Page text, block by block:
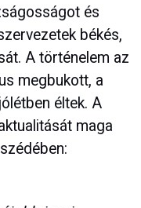
és
békés,
A történelem az
megbukott, a
éltek. A
maga